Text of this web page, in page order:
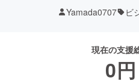
Yamada0707 ビ
現在の支援
0円